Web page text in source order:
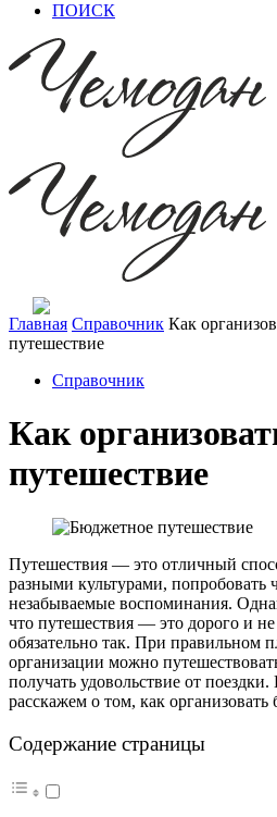
ПОИСК
Главная Справочник Как
путешествие
Справочник
Как
путешествие
Путешествия — это отличный
разными культурами, попробовать
незабываемые воспоминания.
что путешествия — это дорого и
обязательно так. При правильном
организации можно
получать удовольствие от
расскажем о том, как
Содержание страницы